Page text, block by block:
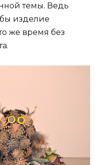
темы. Ведь
изделие
же время без